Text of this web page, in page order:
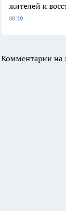
жителей и
08:29
Комментарии на